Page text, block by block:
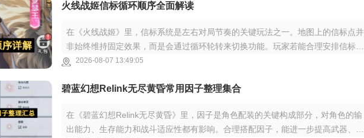
火线战姬信标循环顺序全面解读
在《火线战姬》里，信标系统是左右对局节奏的关键玩法之一。地图上的信标点并
非始终维持固定效果，而是会通过循环轮转来切换功能。玩家若能合理安排信标激
活的先后顺序，就
2026-08-07 13:49:05
碧蓝幻想Relink无尽黄昏常用因子整理集合
在《碧蓝幻想Relink无尽黄昏》里，因子是角色配装的关键构成部分，对角色的输
出能力、生存能力和战斗适应性都有影响。合理搭配因子，能进一步提高武器、专